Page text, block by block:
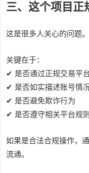
三、这个项目正
这是很多人关心的问题。
关键在于：
✔ 是否通过正规交易平
✔ 是否如实描述账号情
✔ 是否避免欺诈行为
✔ 是否遵守相关平台规则
如果是合法合规操作，
流通。